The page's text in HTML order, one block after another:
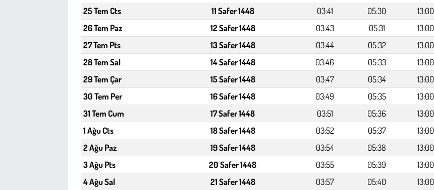
25 Tem Cts
11 Safer 1448 03:41 05:30 13:00
26 Tem Paz
12 Safer 1448 03:43 05:31 13:00
27 Tem Pts
13 Safer 1448 03:44 05:32 13:00
28 Tem Sal
14 Safer 1448 03:46 05:33 13:00
29 Tem Çar
15 Safer 1448 03:47 05:34 13:00
30 Tem Per
16 Safer 1448 03:49 05:35 13:00
31 Tem Cum
17 Safer 1448 03:51 05:36 13:00
1 Ağu Cts
18 Safer 1448 03:52 05:37 13:00
2 Ağu Paz
19 Safer 1448 03:54 05:38 13:00
3 Ağu Pts
20 Safer 1448 03:55 05:39 13:00
4 Ağu Sal
21 Safer 1448 03:57 05:40 13:00